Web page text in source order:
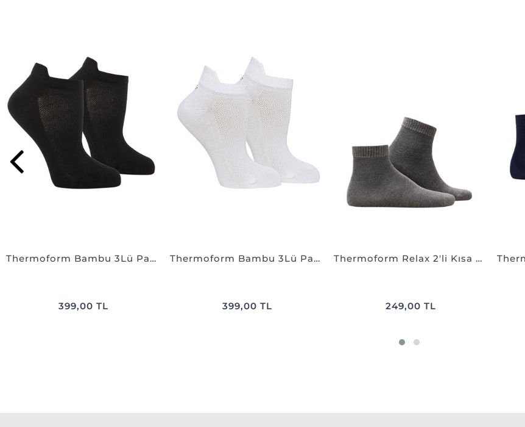
Thermoform Bambu 3Lü Patik Çorap SİYAH
399,00 TL
Thermoform Bambu 3Lü Patik Çorap BEYAZ
399,00 TL
Thermoform Relax 2'li Kısa Çorap SMOKE
249,00 TL